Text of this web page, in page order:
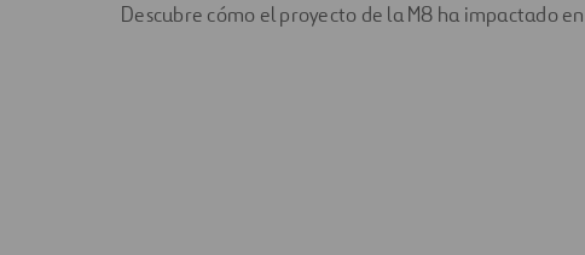
Descubre cómo el proyecto de la M8 ha impactado